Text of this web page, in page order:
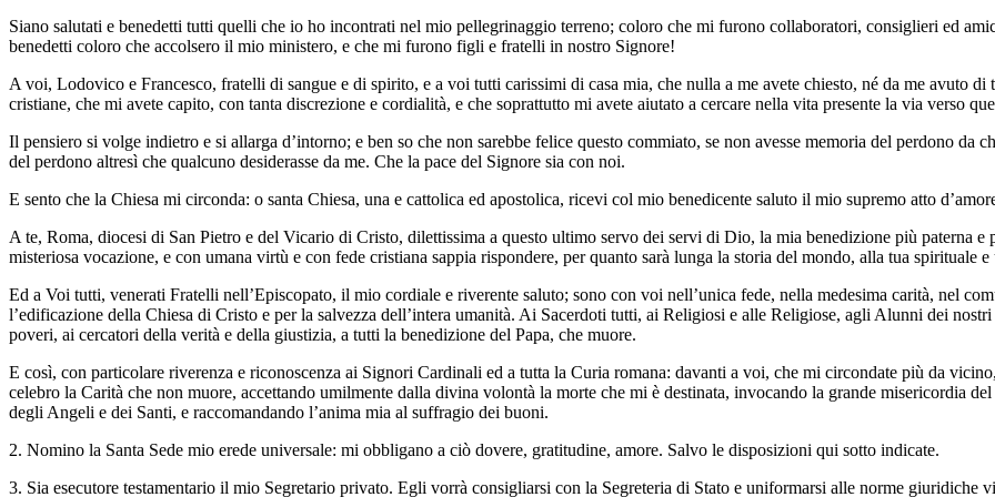
Siano salutati e benedetti tutti quelli che io ho incontrati nel mio pellegrinaggio terreno; coloro che mi furono collaboratori, consiglieri ed
benedetti coloro che accolsero il mio ministero, e che mi furono figli e fratelli in nostro Signore!
A voi, Lodovico e Francesco, fratelli di sangue e di spirito, e a voi tutti carissimi di casa mia, che nulla a me avete chiesto, né da me avuto
cristiane, che mi avete capito, con tanta discrezione e cordialità, e che soprattutto mi avete aiutato a cercare nella vita presente la via verso
Il pensiero si volge indietro e si allarga d’intorno; e ben so che non sarebbe felice questo commiato, se non avesse memoria del perdono da
del perdono altresì che qualcuno desiderasse da me. Che la pace del Signore sia con noi.
E sento che la Chiesa mi circonda: o santa Chiesa, una e cattolica ed apostolica, ricevi col mio benedicente saluto il mio supremo atto
A te, Roma, diocesi di San Pietro e del Vicario di Cristo, dilettissima a questo ultimo servo dei servi di Dio, la mia benedizione più paterna
misteriosa vocazione, e con umana virtù e con fede cristiana sappia rispondere, per quanto sarà lunga la storia del mondo, alla tua spirituale
Ed a Voi tutti, venerati Fratelli nell’Episcopato, il mio cordiale e riverente saluto; sono con voi nell’unica fede, nella medesima carità, nel
l’edificazione della Chiesa di Cristo e per la salvezza dell’intera umanità. Ai Sacerdoti tutti, ai Religiosi e alle Religiose, agli Alunni dei
poveri, ai cercatori della verità e della giustizia, a tutti la benedizione del Papa, che muore.
E così, con particolare riverenza e riconoscenza ai Signori Cardinali ed a tutta la Curia romana: davanti a voi, che mi circondate più da
celebro la Carità che non muore, accettando umilmente dalla divina volontà la morte che mi è destinata, invocando la grande misericordia
degli Angeli e dei Santi, e raccomandando l’anima mia al suffragio dei buoni.
2. Nomino la Santa Sede mio erede universale: mi obbligano a ciò dovere, gratitudine, amore. Salvo le disposizioni qui sotto indicate.
3. Sia esecutore testamentario il mio Segretario privato. Egli vorrà consigliarsi con la Segreteria di Stato e uniformarsi alle norme giuridiche